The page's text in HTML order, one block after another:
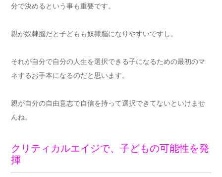
分で決めるという事も重要です。
親が奴隷脳だと子どもも奴隷脳になりやすいですし。
それが自分で自分の人生を選択できる子になるための最初のマ
ネするお手本になるのだと思います。
親が自分の自由意志で自信を持って選択できてないといけませ
んね。
クリティカルエイジで、子どもの可能性を発
揮